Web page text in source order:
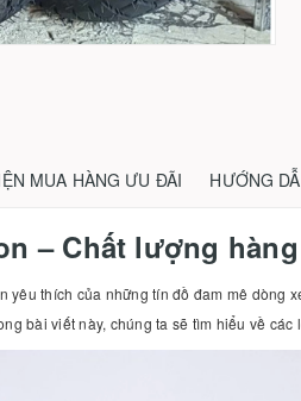
MUA HÀNG ƯU ĐÃI HƯỚNG
– Chất lượng
yêu thích của những tín đồ đam mê
bài viết này, chúng ta sẽ tìm hiểu về